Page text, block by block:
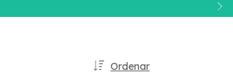
Ordenar